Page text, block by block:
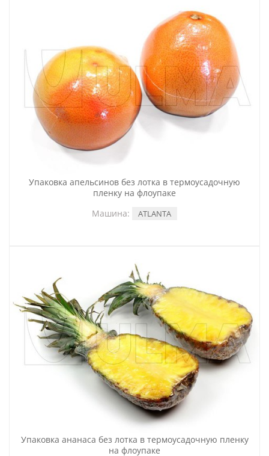
Упаковка апельсинов без лотка в термоусадочную
пленку на флоупаке
Машина:
ATLANTA
Упаковка ананаса без лотка в термоусадочную пленку
на флоупаке